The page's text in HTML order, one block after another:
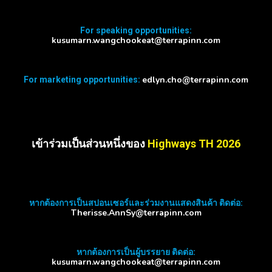
For speaking opportunities:
kusumarn.wangchookeat@terrapinn.com
For marketing opportunities: edlyn.cho@terrapinn.com
เข้าร่วมเป็นส่วนหนึ่งของ Highways TH 2026
หากต้องการเป็นสปอนเซอร์และร่วมงานแสดงสินค้า ติดต่อ:
Therisse.AnnSy@terrapinn.com
หากต้องการเป็นผู้บรรยาย ติดต่อ:
kusumarn.wangchookeat@terrapinn.com